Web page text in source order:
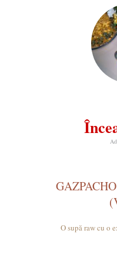
O supă raw cu o